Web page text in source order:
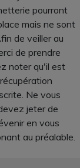
pourront
mais ne sont
de veiller au
de prendre
noter qu'il est
Ne vous
jeter de
en vous
au préalable.